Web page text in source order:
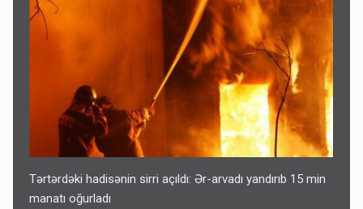
Tərtərdəki hadisənin sirri açıldı: Ər-arvadı yandırıb 15 min
manatı oğurladı